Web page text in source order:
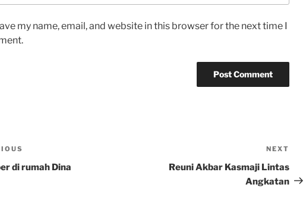
my name, email, and website in this browser for the next time I
di rumah Dina
Post
NEXT
Reuni Akbar Kasmaji Lintas
Angkatan